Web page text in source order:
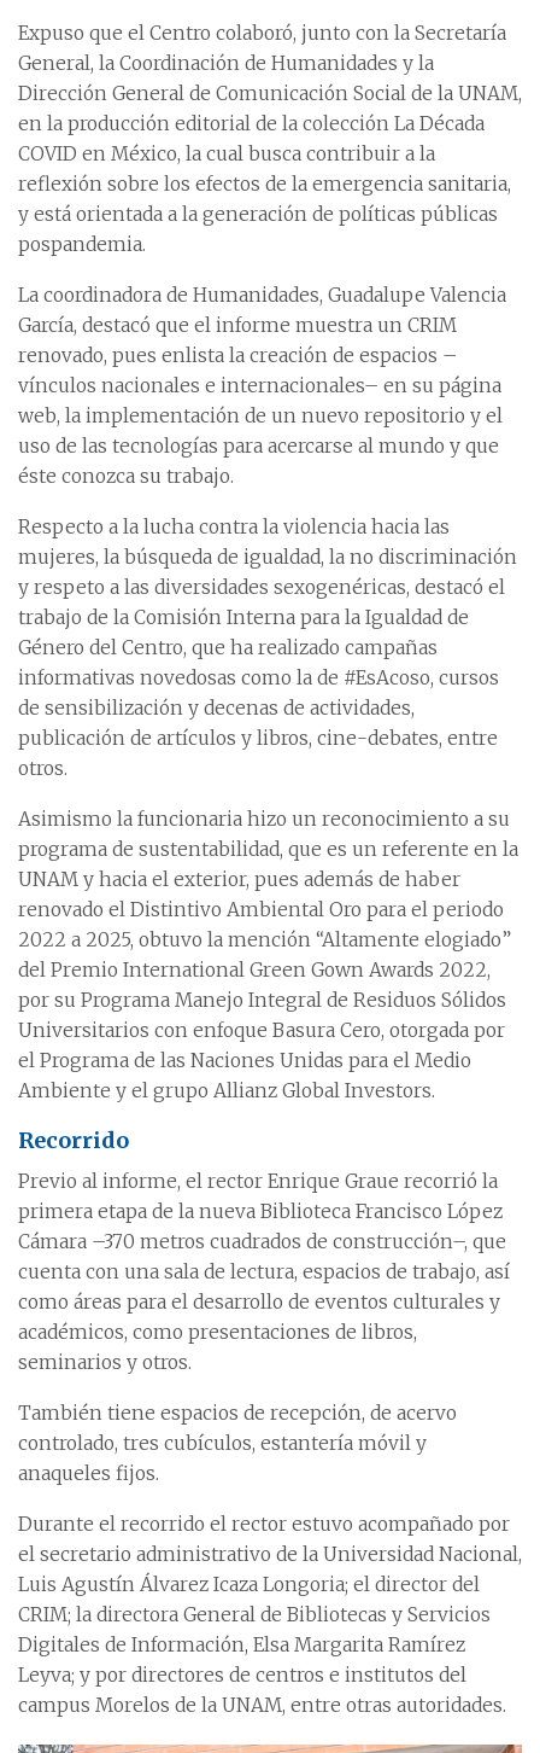
Expuso que el Centro colaboró, junto con la Secretaría
General, la Coordinación de Humanidades y la
Dirección General de Comunicación Social de la UNAM,
en la producción editorial de la colección La Década
COVID en México, la cual busca contribuir a la
reflexión sobre los efectos de la emergencia sanitaria,
y está orientada a la generación de políticas públicas
pospandemia.
La coordinadora de Humanidades, Guadalupe Valencia
García, destacó que el informe muestra un CRIM
renovado, pues enlista la creación de espacios –
vínculos nacionales e internacionales– en su página
web, la implementación de un nuevo repositorio y el
uso de las tecnologías para acercarse al mundo y que
éste conozca su trabajo.
Respecto a la lucha contra la violencia hacia las
mujeres, la búsqueda de igualdad, la no discriminación
y respeto a las diversidades sexogenéricas, destacó el
trabajo de la Comisión Interna para la Igualdad de
Género del Centro, que ha realizado campañas
informativas novedosas como la de #EsAcoso, cursos
de sensibilización y decenas de actividades,
publicación de artículos y libros, cine-debates, entre
otros.
Asimismo la funcionaria hizo un reconocimiento a su
programa de sustentabilidad, que es un referente en la
UNAM y hacia el exterior, pues además de haber
renovado el Distintivo Ambiental Oro para el periodo
2022 a 2025, obtuvo la mención “Altamente elogiado”
del Premio International Green Gown Awards 2022,
por su Programa Manejo Integral de Residuos Sólidos
Universitarios con enfoque Basura Cero, otorgada por
el Programa de las Naciones Unidas para el Medio
Ambiente y el grupo Allianz Global Investors.
Recorrido
Previo al informe, el rector Enrique Graue recorrió la
primera etapa de la nueva Biblioteca Francisco López
Cámara –370 metros cuadrados de construcción–, que
cuenta con una sala de lectura, espacios de trabajo, así
como áreas para el desarrollo de eventos culturales y
académicos, como presentaciones de libros,
seminarios y otros.
También tiene espacios de recepción, de acervo
controlado, tres cubículos, estantería móvil y
anaqueles fijos.
Durante el recorrido el rector estuvo acompañado por
el secretario administrativo de la Universidad Nacional,
Luis Agustín Álvarez Icaza Longoria; el director del
CRIM; la directora General de Bibliotecas y Servicios
Digitales de Información, Elsa Margarita Ramírez
Leyva; y por directores de centros e institutos del
campus Morelos de la UNAM, entre otras autoridades.